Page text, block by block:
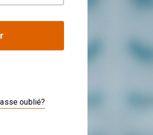
oublié?